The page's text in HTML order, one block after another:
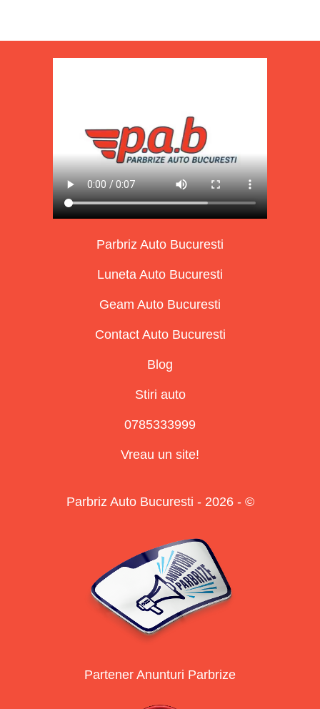
Parbriz Auto Bucuresti
Luneta Auto Bucuresti
Geam Auto Bucuresti
Contact Auto Bucuresti
Blog
Stiri auto
0785333999
Vreau un site!
Parbriz Auto Bucuresti - 2026 - ©
Partener Anunturi Parbrize